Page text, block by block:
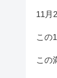
11月
この
この